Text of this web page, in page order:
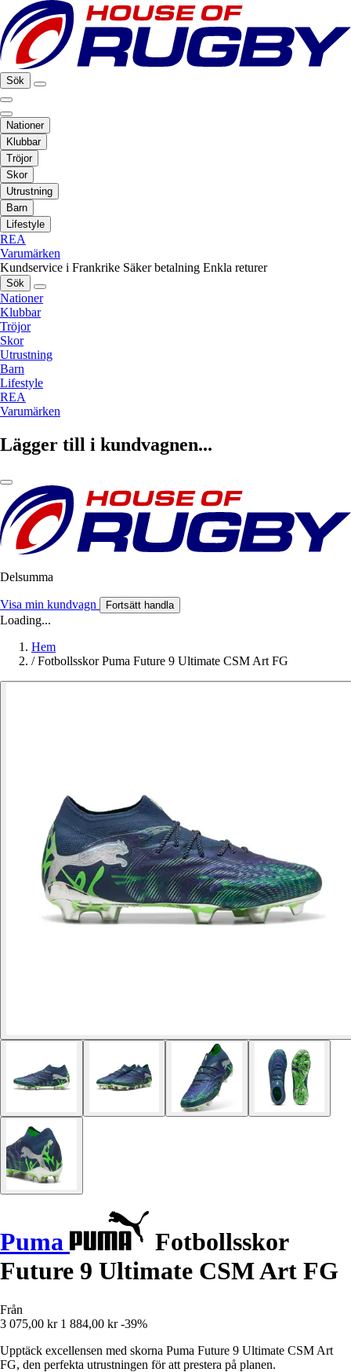
Sök
Nationer
Klubbar
Tröjor
Skor
Utrustning
Barn
Lifestyle
REA
Varumärken
Kundservice i Frankrike Säker betalning Enkla returer
Sök
Nationer
Klubbar
Tröjor
Skor
Utrustning
Barn
Lifestyle
REA
Varumärken
Lägger till i kundvagnen...
Delsumma
Visa min kundvagn Fortsätt handla
Loading...
Hem
/ Fotbollsskor Puma Future 9 Ultimate CSM Art FG
Puma
Fotbollsskor
Future 9 Ultimate CSM Art FG
Från
3 075,00 kr 1 884,00 kr -39%
Upptäck excellensen med skorna Puma Future 9 Ultimate CSM Art
FG, den perfekta utrustningen för att prestera på planen.